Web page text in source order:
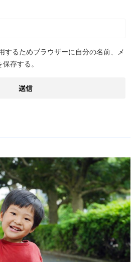
するためブラウザーに自分の名前、メ
存する。